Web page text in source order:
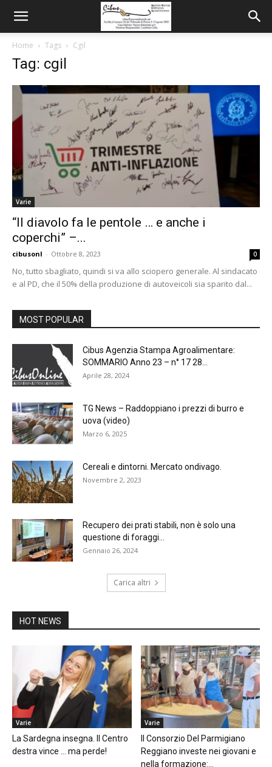
Home Tags Cgil
Tag: cgil
Varie
“Il diavolo fa le pentole … e anche i
coperchi” –...
cibusonl - Ottobre 8, 2023 0
No, tutto sbagliato, quindi si va allo sciopero generale. Al sindacato
e al PD, che il 50% della produzione di autoveicoli sia sparito dal...
MOST POPULAR
Cibus Agenzia Stampa Agroalimentare:
SOMMARIO Anno 23 – n° 17 28...
Aprile 28, 2024
TG News – Raddoppiano i prezzi di burro e
uova (video)
Marzo 6, 2025
Cereali e dintorni. Mercato ondivago.
Novembre 2, 2023
Recupero dei prati stabili, non è solo una
questione di foraggi...
Gennaio 26, 2024
Carica altri
HOT NEWS
Varie
La Sardegna insegna. Il Centro
destra vince … ma perde!
Varie
Il Consorzio Del Parmigiano
Reggiano investe nei giovani e
nella formazione:...